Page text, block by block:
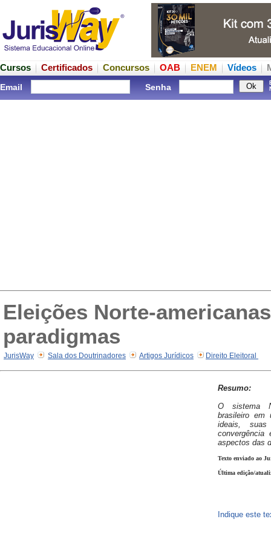
Cursos Certificados Concursos OAB ENEM Vídeos
Email Senha
Eleições Norte-
paradigmas
JurisWay Sala dos Doutrinadores Artigos Jurídicos Direito Eleitoral
Resumo:
O sistema
brasileiro em
ideais,
aspectos das
Texto enviado ao
Última edição/
Indique este